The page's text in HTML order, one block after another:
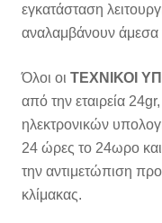
εγκατάσταση
αναλαμβάνουν άμεσα
Όλοι οι ΤΕΧΝΙΚΟΙ
από την εταιρεία
ηλεκτρονικών
24 ώρες το 24ωρο και
την αντιμετώπιση
κλίμακας.